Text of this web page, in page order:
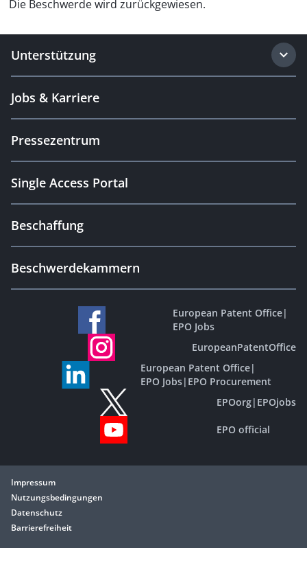
Die Beschwerde wird zurückgewiesen.
Unterstützung
Jobs & Karriere
Pressezentrum
Single Access Portal
Beschaffung
Beschwerdekammern
European Patent Office|
EPO Jobs
EuropeanPatentOffice
European Patent Office|
EPO Jobs| EPO Procurement
EPOorg| EPOjobs
EPO official
Impressum
Nutzungsbedingungen
Datenschutz
Barrierefreiheit